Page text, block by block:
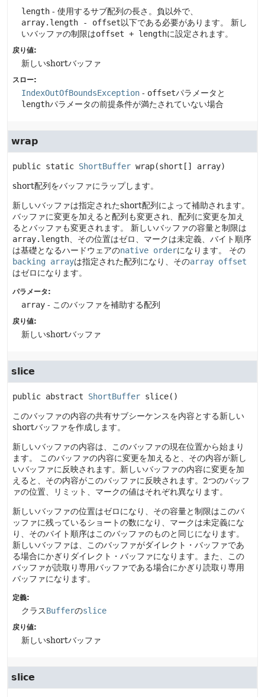
length - 使用するサブ配列の長さ。負以外で、
array.length - offset以下である必要があります。
新し
いバッファの制限はoffset + lengthに設定されます。
戻り値:
新しいshortバッファ
スロー:
IndexOutOfBoundsException - offsetパラメータと
lengthパラメータの前提条件が満たされていない場合
wrap
public static ShortBuffer wrap(short[] array)
short配列をバッファにラップします。
新しいバッファは指定されたshort配列によって補助されます。
バッファに変更を加えると配列も変更され、配列に変更を加え
るとバッファも変更されます。
新しいバッファの容量と制限は
array.length 、その位置はゼロ、マークは未定義、バイト順序
は基礎となるハードウェアのnative orderになります。
その
backing arrayは指定された配列になり、そのarray offset
はゼロになります。
パラメータ:
array - このバッファを補助する配列
戻り値:
新しいshortバッファ
slice
public abstract ShortBuffer slice()
このバッファの内容の共有サブシーケンスを内容とする新しい
shortバッファを作成します。
新しいバッファの内容は、このバッファの現在位置から始まり
ます。
このバッファの内容に変更を加えると、その内容が新し
いバッファに反映されます。新しいバッファの内容に変更を加
えると、その内容がこのバッファに反映されます。2つのバッフ
ァの位置、リミット、マークの値はそれぞれ異なります。
新しいバッファの位置はゼロになり、その容量と制限はこのバ
ッファに残っているショートの数になり、マークは未定義にな
り、そのバイト順序はこのバッファのものと同じになります。
新しいバッファは、このバッファがダイレクト・バッファであ
る場合にかぎりダイレクト・バッファになります。また、この
バッファが読取り専用バッファである場合にかぎり読取り専用
バッファになります。
定義:
クラスBufferのslice
戻り値:
新しいshortバッファ
slice